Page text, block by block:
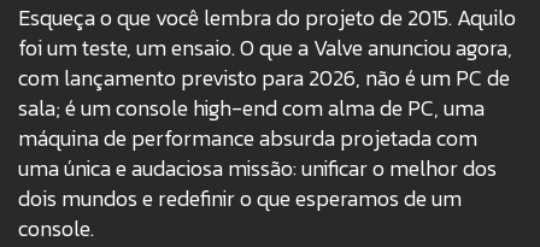
Esqueça o que você lembra do projeto de 2015. Aquilo
foi um teste, um ensaio. O que a Valve anunciou agora,
com lançamento previsto para 2026, não é um PC de
sala; é um console high-end com alma de PC, uma
máquina de performance absurda projetada com
uma única e audaciosa missão: unificar o melhor dos
dois mundos e redefinir o que esperamos de um
console.